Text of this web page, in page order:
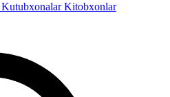
KutubxonalarKitobxonlar